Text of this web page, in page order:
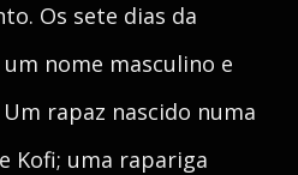
Os sete dias da
nome masculino e
rapaz nascido numa
Kofi; uma rapariga